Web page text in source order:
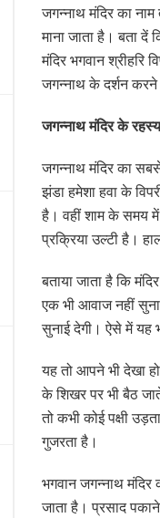
जगन्नाथ मंदिर का
माना जाता है। बता दें
मंदिर भगवान श्रीहरि
जगन्नाथ के दर्शन
जगन्नाथ मंदिर के रहस्य
जगन्नाथ मंदिर का
झंडा हमेशा हवा के
है। वहीं शाम के समय
प्रक्रिया उल्टी है।
बताया जाता है कि
एक भी आवाज नहीं
सुनाई देगी। ऐसे में यह
यह तो आपने भी देखा
के शिखर पर भी बैठ
तो कभी कोई पक्षी
गुजरता है।
भगवान जगन्नाथ
जाता है। प्रसाद